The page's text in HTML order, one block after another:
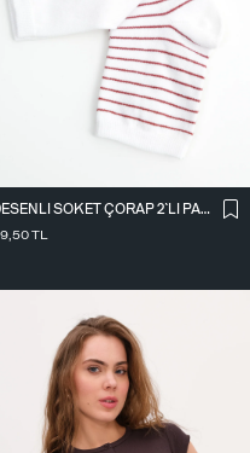
DESENLI SOKET ÇORAP 2`LI PAKET ÇRP3014
TL